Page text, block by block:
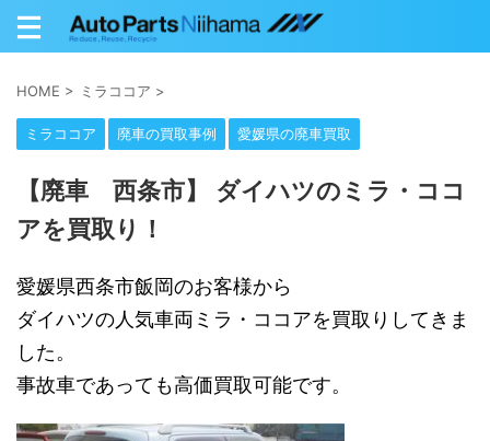
HOME > ミラココア >
ミラココア 廃車の買取事例 愛媛県の廃車買取
【廃車 西条市】 ダイハツのミラ・ココ
アを買取り！
愛媛県西条市飯岡のお客様から
ダイハツの人気車両ミラ・ココアを買取りしてきま
した。
事故車であっても高価買取可能です。